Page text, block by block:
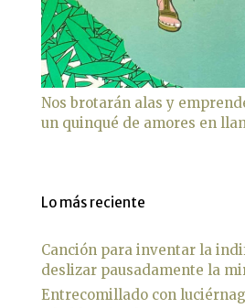
Nos brotarán alas y
un quinqué de amores en
Lo más reciente
Canción para inventar la
deslizar pausadamente la
Entrecomillado con